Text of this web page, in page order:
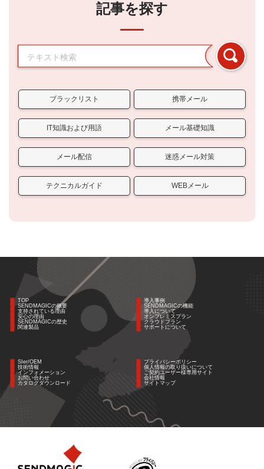
記事を探す
ブラックリスト 携帯メール
IT知識および用語 メール基礎知識
メール配信 迷惑メール対策
テクニカルガイド WEBメール
TOP
SENDMAGICの概要
支持されている理由
安心の理由
SENDMAGICの歴史
関連製品
導入事例
SENDMAGICの機能
導入について
オンプレミスプラン
クラウドプラン
サポートについて
SIer/OEM
技術情報
インフォメーション
お問い合わせ
カタログダウンロード
プライバシーポリシー
個人情報の取り扱いについて
ご契約ユーザー様専用サイト
会社情報
サイトマップ